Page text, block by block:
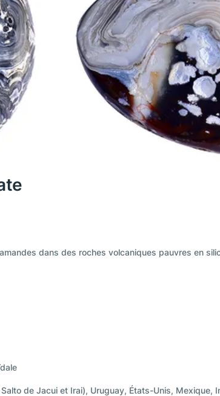
dans des roches volcaniques pauvres en
de Jacui et Irai), Uruguay, États-Unis, Mexique,